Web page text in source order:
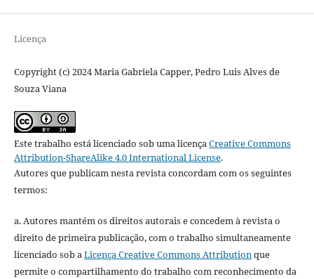
Licença
Copyright (c) 2024 Maria Gabriela Capper, Pedro Luis Alves de
Souza Viana
Este trabalho está licenciado sob uma licençaCreative Commons
Attribution-ShareAlike 4.0 International License.
Autores que publicam nesta revista concordam com os seguintes
termos:
a. Autores mantém os direitos autorais e concedem à revista o
direito de primeira publicação, com o trabalho simultaneamente
licenciado sob aLicença Creative Commons Attributionque
permite o compartilhamento do trabalho com reconhecimento da